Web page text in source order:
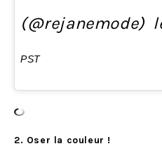
(@rejanemode)
PST
2. Oser la couleur !